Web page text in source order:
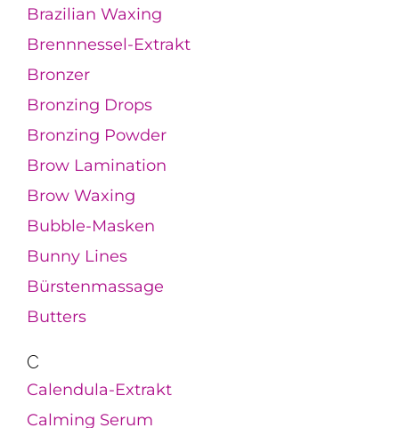
Brazilian Waxing
Brennnessel-Extrakt
Bronzer
Bronzing Drops
Bronzing Powder
Brow Lamination
Brow Waxing
Bubble-Masken
Bunny Lines
Bürstenmassage
Butters
C
Calendula-Extrakt
Calming Serum